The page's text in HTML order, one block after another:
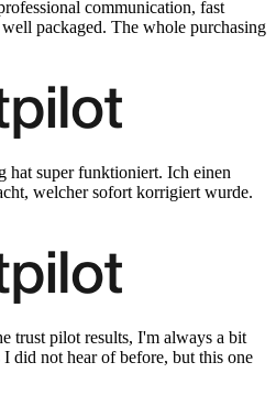
communication, fast
packaged. The whole purchasing
hat super funktioniert. Ich einen
welcher sofort korrigiert wurde.
trust pilot results, I'm always a bit
did not hear of before, but this one